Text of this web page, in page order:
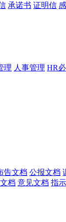
承诺书 证明信
理 人事管理 HR
告文档 公报文档
档 意见文档 指